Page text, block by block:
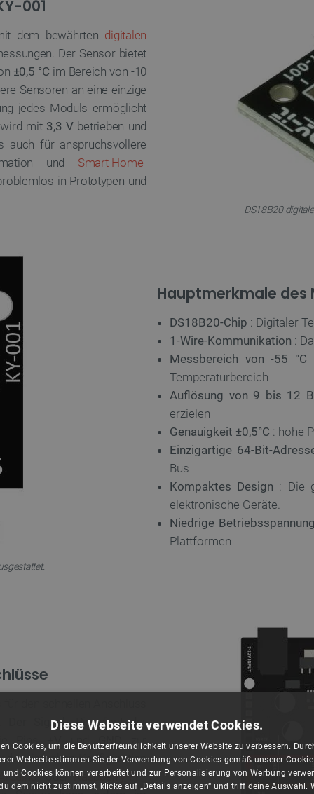
001
dem bewährten digitalen
Der Sensor bietet
±0,5 °C im Bereich von -10
Sensoren an eine einzige
jedes Moduls ermöglicht
mit 3,3 Vbetrieben und
auch für anspruchsvollere
und Smart-Home-
in Prototypen und
DS18B20
Hauptmerkmale des
DS18B20-Chip : Digitaler
1-Wire-Kommunikation :
Messbereich von -55
Temperaturbereich
Auflösung von 9 bis 12
erzielen
Genauigkeit ±0,5°C : hohe
Einzigartige 64-Bit-
Bus
Kompaktes Design : Die
elektronische Geräte.
Niedrige
Plattformen
den schnellen Anschluss
Der Signal-Pin dient der
Pins
und GND
zur
der einfachen Konfiguration
oderRaspberry-Pi-
Diese Webseite verwendet Cookies.
Cookies, um die Benutzerfreundlichkeit unserer Website zu verbessern.
Webseite stimmen Sie der Verwendung von Cookies gemäß unserer
und Cookies können verarbeitet und zur Personalisierung von Werbung
dem nicht zustimmst, klicke auf „Details anzeigen“ und triff deine Auswahl.